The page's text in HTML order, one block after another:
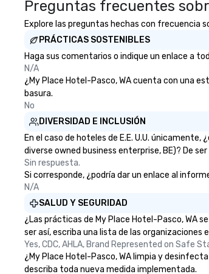
Preguntas frecuentes
Explore las preguntas hechas con frecuencia
PRÁCTICAS SOSTENIBLES
Haga sus comentarios o indique un enlace a
N/A
¿My Place Hotel-Pasco, WA cuenta con una
basura.
No
DIVERSIDAD E INCLUSIÓN
En el caso de hoteles de E.E. U.U.
diverse owned business enterprise, BE)? De
Sin respuesta.
Si corresponde, ¿podría dar un enlace al
N/A
SALUD Y SEGURIDAD
¿Las prácticas de My Place Hotel-Pasco, WA
ser así, escriba una lista de las
Yes, CDC, AHLA, Brand Represented on Safe
¿My Place Hotel-Pasco, WA limpia y
describa toda nueva medida implementada.